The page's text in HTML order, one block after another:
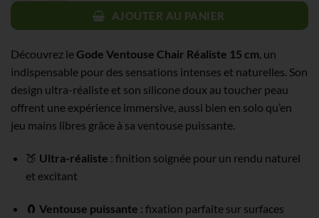
AJOUTER AU PANIER
Découvrez le Gode Ventouse Chair Réaliste 15 cm, un
indispensable pour des sensations intenses et naturelles. Son
design ultra-réaliste et son silicone doux au toucher peau
offrent une expérience immersive, aussi bien en solo qu’en
jeu mains libres grâce à sa ventouse puissante.
🍑 Ultra-réaliste : finition soignée pour un rendu naturel
et excitant
🧲 Ventouse puissante : fixation parfaite sur surfaces